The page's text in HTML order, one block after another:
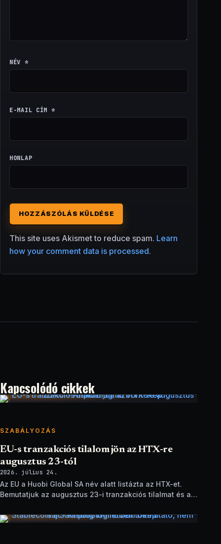
NÉV *
E-MAIL CÍM *
HONLAP
This site uses Akismet to reduce spam. Learn
how your comment data is processed.
Kapcsolódó cikkek
SZABÁLYOZÁS
EU-s tranzakciós tilalom jön az HTX-re
augusztus 23-tól
2026. július 24.
Az EU a Huobi Global SA név alatt listázta az HTX-et.
Bemutatjuk az augusztus 23-i tranzakciós tilalmat és a